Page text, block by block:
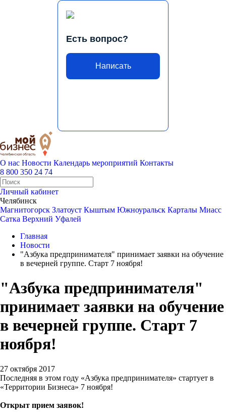
Есть вопрос?
Написать
О нас Новости Календарь мероприятий Контакты
8 800 350 24 74
Личный кабинет
Челябинск
Магнитогорск Златоуст Кыштым Южноуральск Карталы Миасс
Сатка Верхний Уфалей
Главная
Новости
"Азбука предпринимателя" принимает заявки на обучение
в вечерней группе. Старт 7 ноября!
"Азбука предпринимателя"
принимает заявки на обучение
в вечерней группе. Старт 7
ноября!
27 октября 2017
Последняя в этом году «Азбука предпринимателя» стартует в
«Территории Бизнеса» 7 ноября!
Открыт прием заявок!